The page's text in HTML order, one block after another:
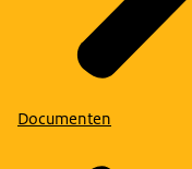
Documenten